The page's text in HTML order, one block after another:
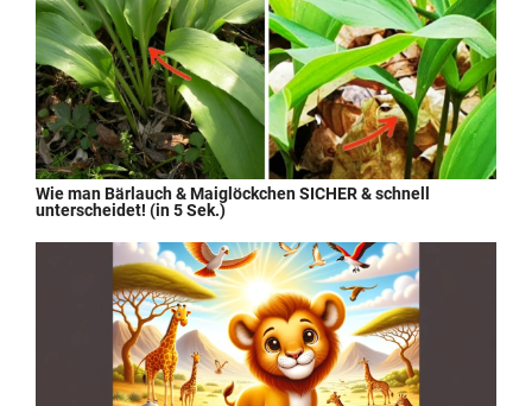
Wie man Bärlauch & Maiglöckchen SICHER & schnell
unterscheidet! (in 5 Sek.)